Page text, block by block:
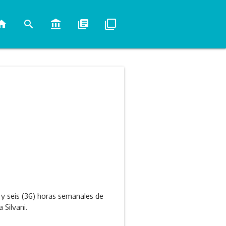
search account_balance library_books filter_none
seis (36) horas semanales de
Silvani.